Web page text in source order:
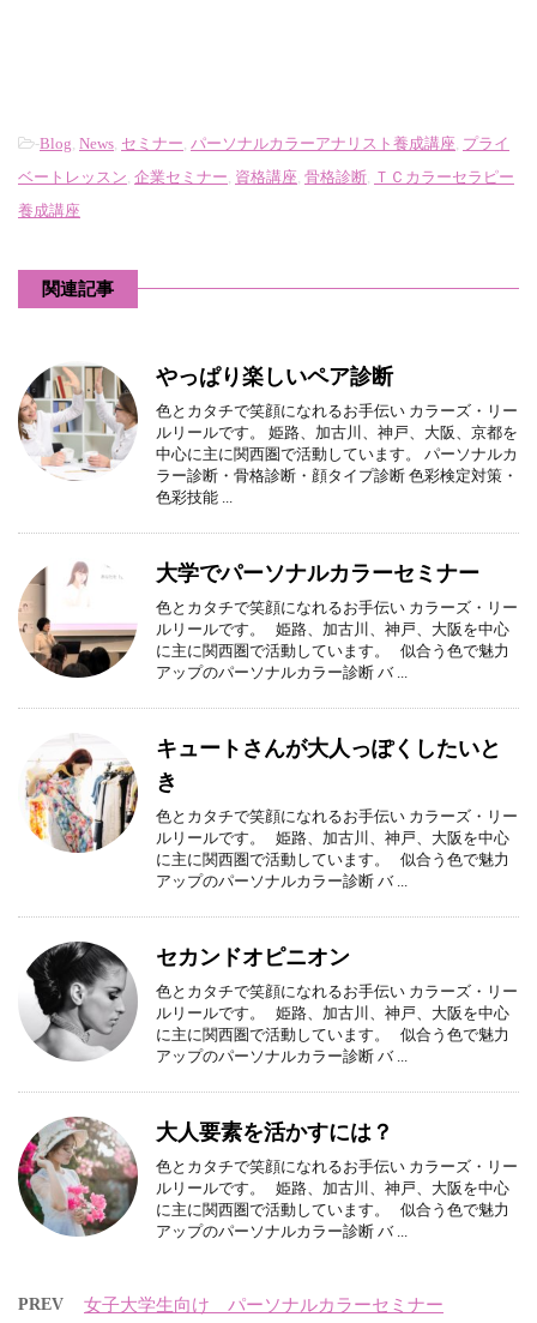
-Blog, News, セミナー, パーソナルカラーアナリスト養成講座, プライ
ベートレッスン, 企業セミナー, 資格講座, 骨格診断, ＴＣカラーセラピー
養成講座
関連記事
やっぱり楽しいペア診断
色とカタチで笑顔になれるお手伝い カラーズ・リー
ルリールです。 姫路、加古川、神戸、大阪、京都を
中心に主に関西圏で活動しています。 パーソナルカ
ラー診断・骨格診断・顔タイプ診断 色彩検定対策・
色彩技能 ...
大学でパーソナルカラーセミナー
色とカタチで笑顔になれるお手伝い カラーズ・リー
ルリールです。 姫路、加古川、神戸、大阪を中心
に主に関西圏で活動しています。 似合う色で魅力
アップのパーソナルカラー診断 バ ...
キュートさんが大人っぽくしたいと
き
色とカタチで笑顔になれるお手伝い カラーズ・リー
ルリールです。 姫路、加古川、神戸、大阪を中心
に主に関西圏で活動しています。 似合う色で魅力
アップのパーソナルカラー診断 バ ...
セカンドオピニオン
色とカタチで笑顔になれるお手伝い カラーズ・リー
ルリールです。 姫路、加古川、神戸、大阪を中心
に主に関西圏で活動しています。 似合う色で魅力
アップのパーソナルカラー診断 バ ...
大人要素を活かすには？
色とカタチで笑顔になれるお手伝い カラーズ・リー
ルリールです。 姫路、加古川、神戸、大阪を中心
に主に関西圏で活動しています。 似合う色で魅力
アップのパーソナルカラー診断 バ ...
PREV 女子大学生向け パーソナルカラーセミナー